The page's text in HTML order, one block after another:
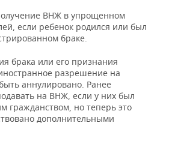
ВНЖ в упрощенном
если ребенок родился или был
браке.
брака или его признания
разрешение на
аннулировано. Ранее
на ВНЖ, если у них был
гражданством, но теперь это
дополнительными